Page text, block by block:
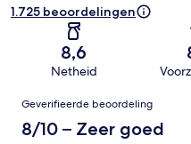
1.725 beoordelingen
8,6
Netheid
Beoordelingen
Geverifieerde beoordeling
8/10 – Zeer goed